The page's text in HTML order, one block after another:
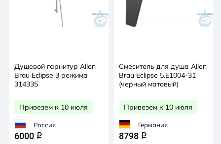
Душевой гарнитур Allen
Brau Eclipse 3 режима
314335
Привезем к 10 июля
Россия
6000 q
Смеситель для душа Allen
Brau Eclipse 5.E1004-31
(черный матовый)
Привезем к 10 июля
Германия
8798 q